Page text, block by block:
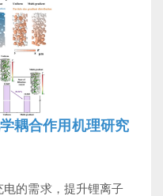
耦合作用机理研究
的需求，提升锂离子